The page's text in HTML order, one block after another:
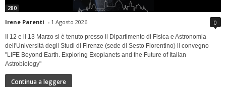
280
Irene Parenti - 1 Agosto 2026 0
Il 12 e il 13 Marzo si è tenuto presso il Dipartimento di Fisica e Astronomia
dell'Università degli Studi di Firenze (sede di Sesto Fiorentino) il convegno
"LIFE Beyond Earth. Exploring Exoplanets and the Future of Italian
Astrobiology"
Continua a leggere